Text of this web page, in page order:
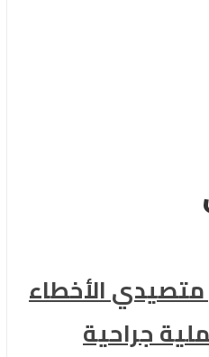
الأخطاء
جراحية